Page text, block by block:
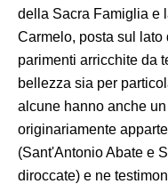
della Sacra Famiglia e
Carmelo, posta sul
parimenti arricchite da
bellezza sia per
alcune hanno anche
originariamente
(Sant'Antonio Abate e
diroccate) e ne